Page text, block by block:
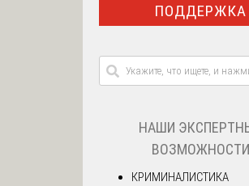
ПОДДЕРЖКА
НАШИ
ВОЗМОЖНОСТИ
КРИМИНАЛИСТИКА